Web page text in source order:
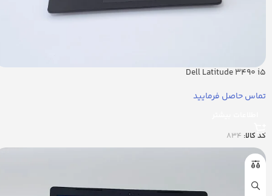
Dell Latitude 3490 i5
تماس حاصل فرمایید
کد کالا: 834